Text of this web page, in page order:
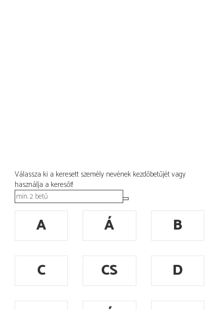
Válassza ki a keresett személy nevének kezdőbetűjét vagy
használja a keresőt!
A Á
B
C
CS
D